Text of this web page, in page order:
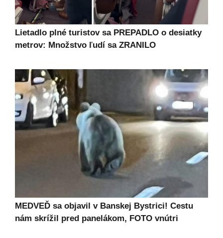
Lietadlo plné turistov sa PREPADLO o desiatky
metrov: Množstvo ľudí sa ZRANILO
MEDVEĎ sa objavil v Banskej Bystrici! Cestu
nám skrížil pred panelákom, FOTO vnútri